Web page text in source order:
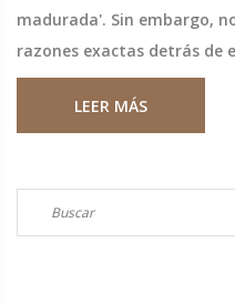
madurada'. Sin embargo,
razones exactas detrás de
LEER MÁS